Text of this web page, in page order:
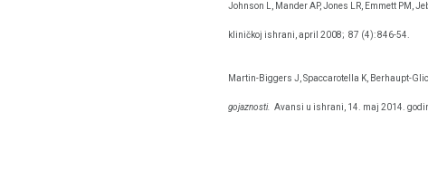
Johnson L, Mander AP, Jones LR, Emmett PM,
kliničkoj ishrani, april 2008; 87 (4): 846-54.
Martin-Biggers J, Spaccarotella K, Berhaupt-
gojaznosti. Avansi u ishrani, 14. maj 2014.